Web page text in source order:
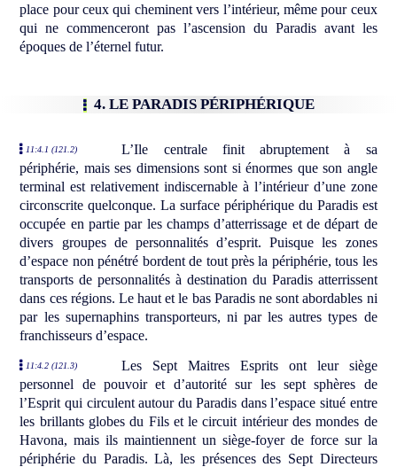
place pour ceux qui cheminent vers l’intérieur, même pour ceux
qui ne commenceront pas l’ascension du Paradis avant les
époques de l’éternel futur.
4. LE PARADIS PÉRIPHÉRIQUE
11:4.1 (121.2)
L’Ile centrale finit abruptement à sa
périphérie, mais ses dimensions sont si énormes que son angle
terminal est relativement indiscernable à l’intérieur d’une zone
circonscrite quelconque. La surface périphérique du Paradis est
occupée en partie par les champs d’atterrissage et de départ de
divers groupes de personnalités d’esprit. Puisque les zones
d’espace non pénétré bordent de tout près la périphérie, tous les
transports de personnalités à destination du Paradis atterrissent
dans ces régions. Le haut et le bas Paradis ne sont abordables ni
par les supernaphins transporteurs, ni par les autres types de
franchisseurs d’espace.
11:4.2 (121.3)
Les Sept Maitres Esprits ont leur siège
personnel de pouvoir et d’autorité sur les sept sphères de
l’Esprit qui circulent autour du Paradis dans l’espace situé entre
les brillants globes du Fils et le circuit intérieur des mondes de
Havona, mais ils maintiennent un siège-foyer de force sur la
périphérie du Paradis. Là, les présences des Sept Directeurs